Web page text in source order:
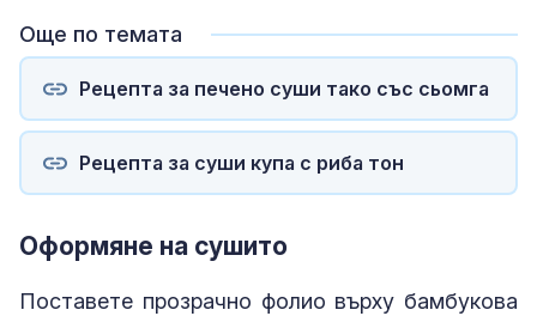
Още по темата
Рецепта за печено суши тако със сьомга
Рецепта за суши купа с риба тон
Оформяне на сушито
Поставете прозрачно фолио върху бамбукова